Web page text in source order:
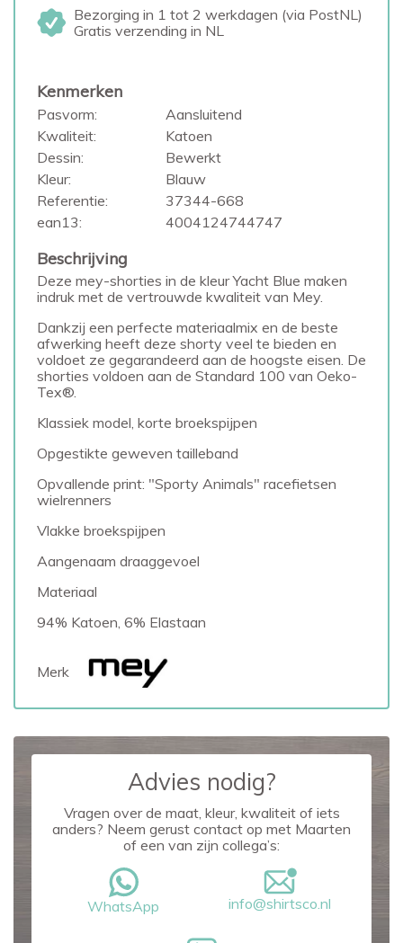
Bezorging in 1 tot 2 werkdagen (via PostNL)
Gratis verzending in NL
Kenmerken
Pasvorm:
Aansluitend
Kwaliteit:
Katoen
Dessin:
Bewerkt
Kleur:
Blauw
Referentie:
37344-668
ean13:
4004124744747
Beschrijving
Deze mey-shorties in de kleur Yacht Blue maken
indruk met de vertrouwde kwaliteit van Mey.
Dankzij een perfecte materiaalmix en de beste
afwerking heeft deze shorty veel te bieden en
voldoet ze gegarandeerd aan de hoogste eisen. De
shorties voldoen aan de Standard 100 van Oeko-
Tex®.
Klassiek model, korte broekspijpen
Opgestikte geweven tailleband
Opvallende print: "Sporty Animals" racefietsen
wielrenners
Vlakke broekspijpen
Aangenaam draaggevoel
Materiaal
94% Katoen, 6% Elastaan
Merk
Advies nodig?
Vragen over de maat, kleur, kwaliteit of iets
anders? Neem gerust contact op met Maarten
of een van zijn collega’s:
WhatsApp info@shirtsco.nl